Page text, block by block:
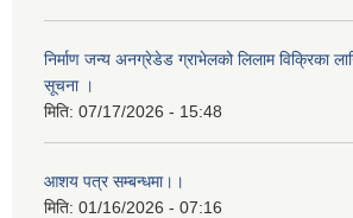
निर्माण जन्य अनग्रेडेड ग्राभेलको लिलाम विक्रिका
सूचना ।
मिति: 07/17/2026 - 15:48
आशय पत्र सम्बन्धमा।।
मिति: 01/16/2026 - 07:16